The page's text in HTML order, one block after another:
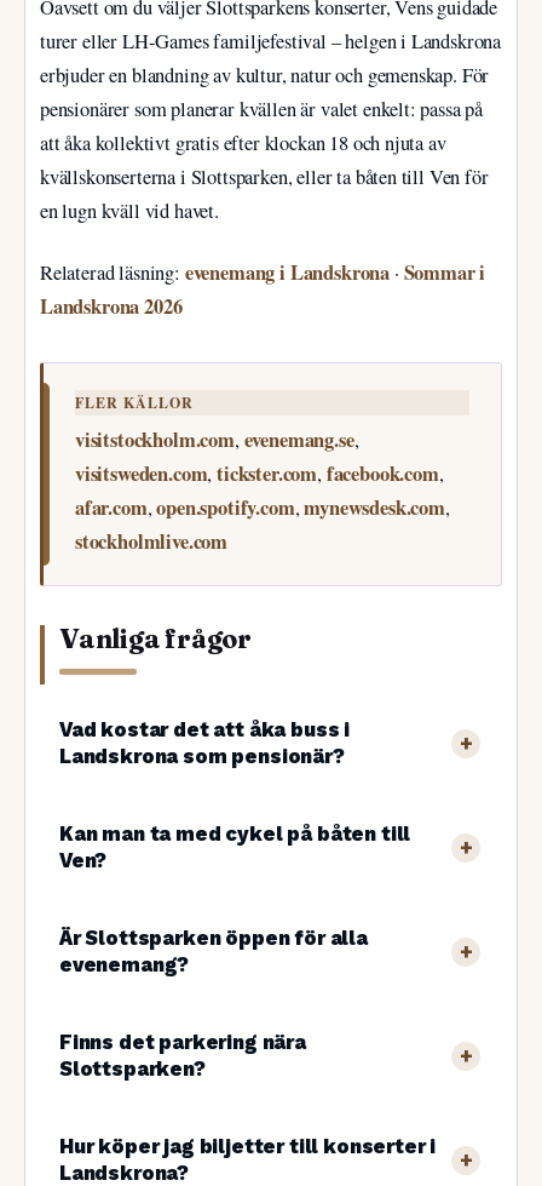
Oavsett om du väljer Slottsparkens konserter, Vens guidade
turer eller LH-Games familjefestival – helgen i Landskrona
erbjuder en blandning av kultur, natur och gemenskap. För
pensionärer som planerar kvällen är valet enkelt: passa på
att åka kollektivt gratis efter klockan 18 och njuta av
kvällskonserterna i Slottsparken, eller ta båten till Ven för
en lugn kväll vid havet.
Relaterad läsning: evenemang i Landskrona · Sommar i
Landskrona 2026
FLER KÄLLOR
visitstockholm.com,evenemang.se,
visitsweden.com,tickster.com,facebook.com,
afar.com,open.spotify.com,mynewsdesk.com,
stockholmlive.com
Vanliga frågor
Vad kostar det att åka buss i
Landskrona som pensionär?
Kan man ta med cykel på båten till
Ven?
Är Slottsparken öppen för alla
evenemang?
Finns det parkering nära
Slottsparken?
Hur köper jag biljetter till konserter i
Landskrona?